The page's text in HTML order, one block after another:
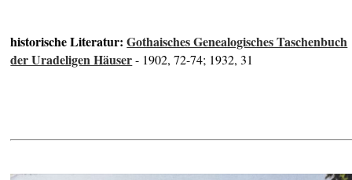
historische Literatur:Gothaisches Genealogisches Taschenbuch
der Uradeligen Häuser- 1902, 72-74; 1932, 31